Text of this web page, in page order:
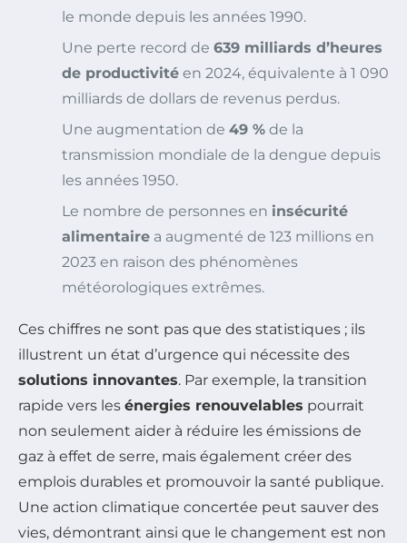
le monde depuis les années 1990.
Une perte record de 639 milliards d’heures
de productivité en 2024, équivalente à 1 090
milliards de dollars de revenus perdus.
Une augmentation de 49 % de la
transmission mondiale de la dengue depuis
les années 1950.
Le nombre de personnes en insécurité
alimentaire a augmenté de 123 millions en
2023 en raison des phénomènes
météorologiques extrêmes.
Ces chiffres ne sont pas que des statistiques ; ils
illustrent un état d’urgence qui nécessite des
solutions innovantes. Par exemple, la transition
rapide vers les énergies renouvelables pourrait
non seulement aider à réduire les émissions de
gaz à effet de serre, mais également créer des
emplois durables et promouvoir la santé publique.
Une action climatique concertée peut sauver des
vies, démontrant ainsi que le changement est non